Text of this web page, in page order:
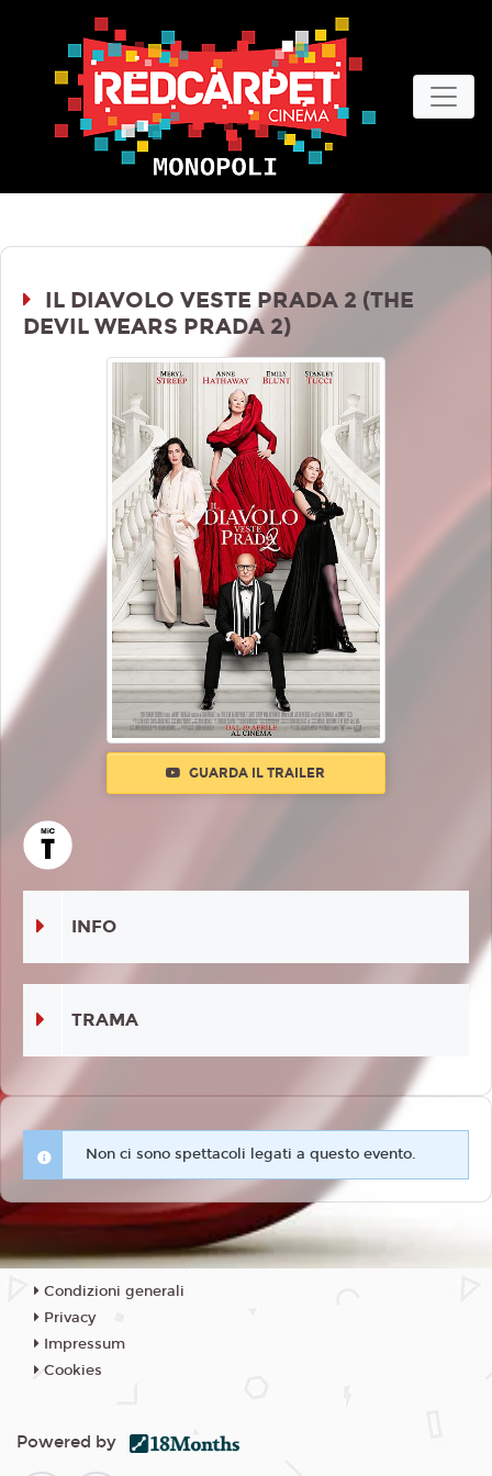
IL DIAVOLO VESTE PRADA 2 (THE
DEVIL WEARS PRADA 2)
GUARDA IL TRAILER
INFO
TRAMA
Non ci sono spettacoli legati a questo evento.
Condizioni generali
Privacy
Impressum
Cookies
Powered by